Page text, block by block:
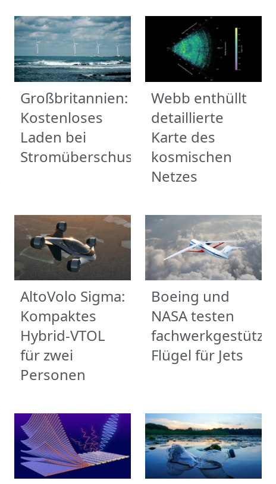
Großbritannien:
Kostenloses
Laden bei
Stromüberschuss
Webb enthüllt
detaillierte
Karte des
kosmischen
Netzes
AltoVolo Sigma:
Kompaktes
Hybrid-VTOL
für zwei
Personen
Boeing und
NASA testen
Flügel für Jets